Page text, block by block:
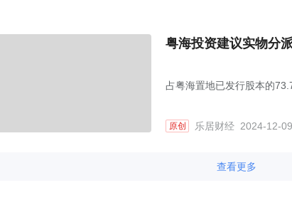
粤海投资建议实物分
占粤海置地已发行股本的
原创 乐居财经 2024-12-09
查看更多